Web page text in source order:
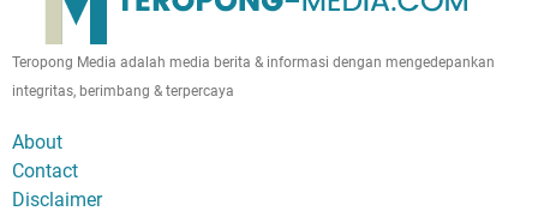
Teropong Media adalah media berita & informasi dengan mengedepankan
integritas, berimbang & terpercaya
About
Contact
Disclaimer